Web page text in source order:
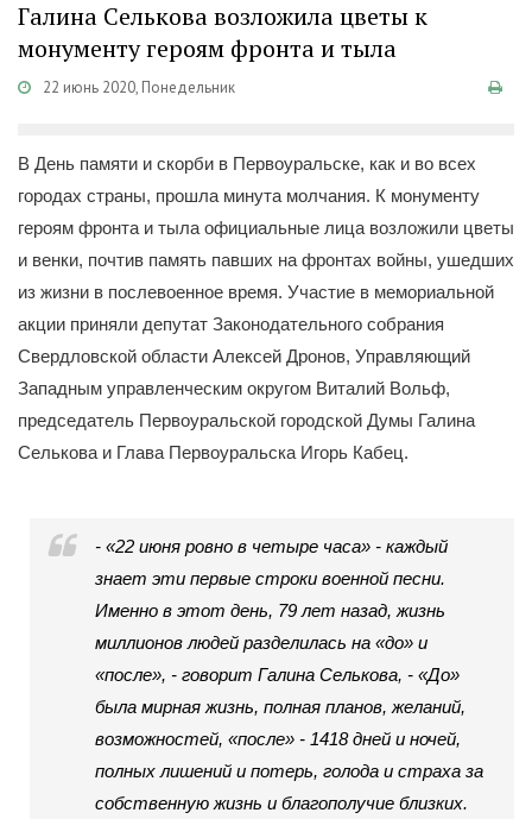
Галина Селькова возложила цветы к
монументу героям фронта и тыла
22 июнь 2020, Понедельник
В День памяти и скорби в Первоуральске, как и во всех
городах страны, прошла минута молчания. К монументу
героям фронта и тыла официальные лица возложили цветы
и венки, почтив память павших на фронтах войны, ушедших
из жизни в послевоенное время. Участие в мемориальной
акции приняли депутат Законодательного собрания
Свердловской области Алексей Дронов, Управляющий
Западным управленческим округом Виталий Вольф,
председатель Первоуральской городской Думы Галина
Селькова и Глава Первоуральска Игорь Кабец.
- «22 июня ровно в четыре часа» - каждый
знает эти первые строки военной песни.
Именно в этот день, 79 лет назад, жизнь
миллионов людей разделилась на «до» и
«после», - говорит Галина Селькова, - «До»
была мирная жизнь, полная планов, желаний,
возможностей, «после» - 1418 дней и ночей,
полных лишений и потерь, голода и страха за
собственную жизнь и благополучие близких.